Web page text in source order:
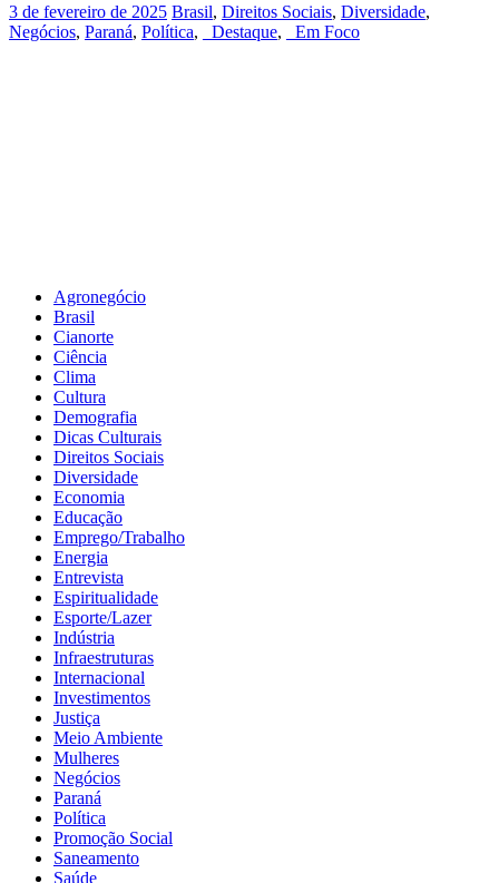
3 de fevereiro de 2025 Brasil, Direitos Sociais, Diversidade,
Negócios, Paraná, Política, _Destaque, _Em Foco
Agronegócio
Brasil
Cianorte
Ciência
Clima
Cultura
Demografia
Dicas Culturais
Direitos Sociais
Diversidade
Economia
Educação
Emprego/Trabalho
Energia
Entrevista
Espiritualidade
Esporte/Lazer
Indústria
Infraestruturas
Internacional
Investimentos
Justiça
Meio Ambiente
Mulheres
Negócios
Paraná
Política
Promoção Social
Saneamento
Saúde